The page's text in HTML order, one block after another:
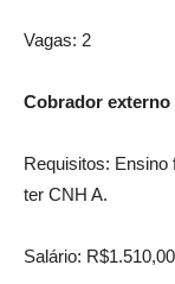
Vagas: 2
Cobrador externo
Requisitos: Ensino
ter CNH A.
Salário: